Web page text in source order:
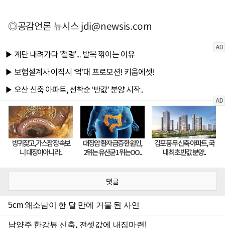
◎공감언론 뉴시스jdi@newsis.com
댓글